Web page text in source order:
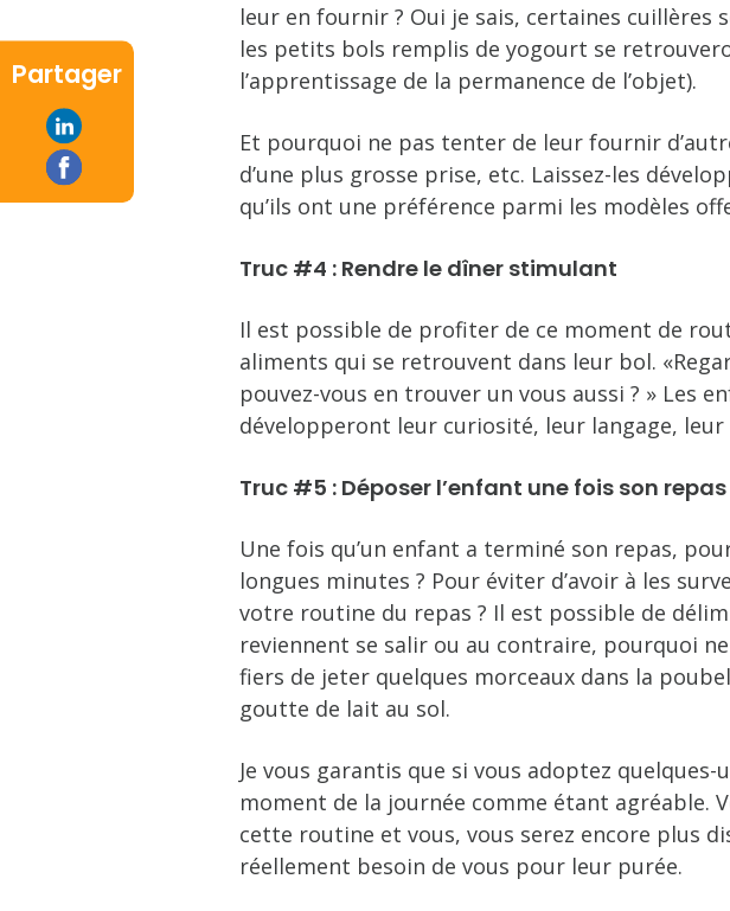
leur en fournir ? Oui je sais, certaines
les petits bols remplis de yogourt se
l’apprentissage de la permanence de l’objet).
Et pourquoi ne pas tenter de leur fournir
d’une plus grosse prise, etc. Laissez-les
qu’ils ont une préférence parmi les modèles
Truc #4 : Rendre le dîner stimulant
Il est possible de profiter de ce moment de
aliments qui se retrouvent dans leur bol.
pouvez-vous en trouver un vous aussi ? » Les
développeront leur curiosité, leur langage,
Truc #5 : Déposer l’enfant une fois son
Une fois qu’un enfant a terminé son repas,
longues minutes ? Pour éviter d’avoir à les
votre routine du repas ? Il est possible de
reviennent se salir ou au contraire, pourquoi
fiers de jeter quelques morceaux dans la
goutte de lait au sol.
Je vous garantis que si vous adoptez
moment de la journée comme étant agréable.
cette routine et vous, vous serez encore plus
réellement besoin de vous pour leur purée.
Partager